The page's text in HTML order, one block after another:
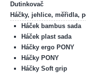
Dutinkovač
Háčky, jehlice, měřidla,
Háček bambus sada
Háček plast sada
Háčky ergo PONY
Háčky PONY
Háčky Soft grip